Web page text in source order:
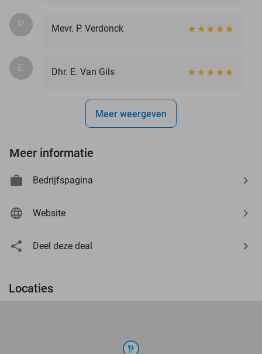
P. Mevr. P. Verdonck
E. Dhr. E. Van Gils
Meer weergeven
Meer informatie
Bedrijfspagina
Website
Deel deze deal
Locaties
food